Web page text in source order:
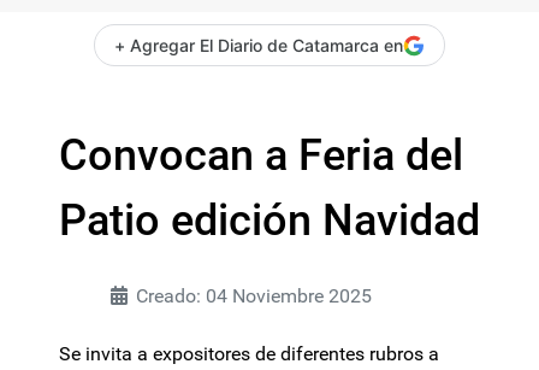
+ Agregar El Diario de Catamarca en
Convocan a Feria del
Patio edición Navidad
Creado: 04 Noviembre 2025
Se invita a expositores de diferentes rubros a